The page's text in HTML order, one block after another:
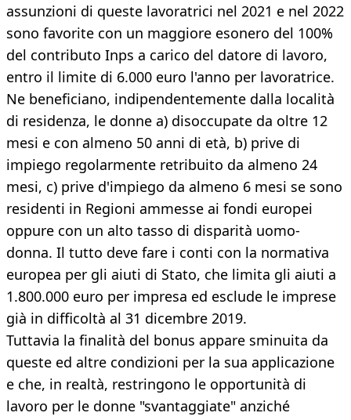
assunzioni di queste lavoratrici nel 2021 e nel 2022
sono favorite con un maggiore esonero del 100%
del contributo Inps a carico del datore di lavoro,
entro il limite di 6.000 euro l'anno per lavoratrice.
Ne beneficiano, indipendentemente dalla località
di residenza, le donne a) disoccupate da oltre 12
mesi e con almeno 50 anni di età, b) prive di
impiego regolarmente retribuito da almeno 24
mesi, c) prive d'impiego da almeno 6 mesi se sono
residenti in Regioni ammesse ai fondi europei
oppure con un alto tasso di disparità uomo-
donna. Il tutto deve fare i conti con la normativa
europea per gli aiuti di Stato, che limita gli aiuti a
1.800.000 euro per impresa ed esclude le imprese
già in difficoltà al 31 dicembre 2019.
Tuttavia la finalità del bonus appare sminuita da
queste ed altre condizioni per la sua applicazione
e che, in realtà, restringono le opportunità di
lavoro per le donne "svantaggiate" anziché